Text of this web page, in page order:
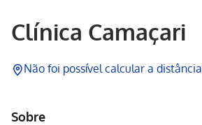
Clínica Camaçari
Não foi possível calcular a distância
Sobre